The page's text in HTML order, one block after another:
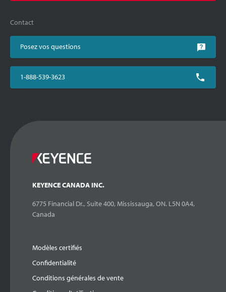
Contact
Posez vos questions
1-888-539-3623
KEYENCE CANADA INC.
6775 Financial Dr., Suite 400, Mississauga, ON. L5N 0A4,
Canada
Modèles certifiés
Confidentialité
Conditions générales de vente